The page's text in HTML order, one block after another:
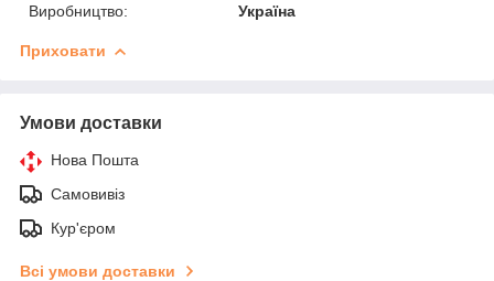
Виробництво:
Україна
Приховати
Умови доставки
Нова Пошта
Самовивіз
Кур'єром
Всі умови доставки